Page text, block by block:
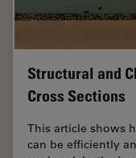
Structural and
Cross Sections
This article shows
can be efficiently